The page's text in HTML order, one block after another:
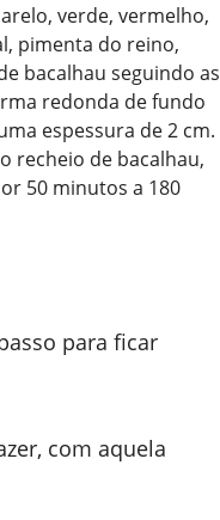
verde, vermelho,
pimenta do reino,
bacalhau seguindo as
redonda de fundo
espessura de 2 cm.
recheio de bacalhau,
50 minutos a 180
para ficar
com aquela